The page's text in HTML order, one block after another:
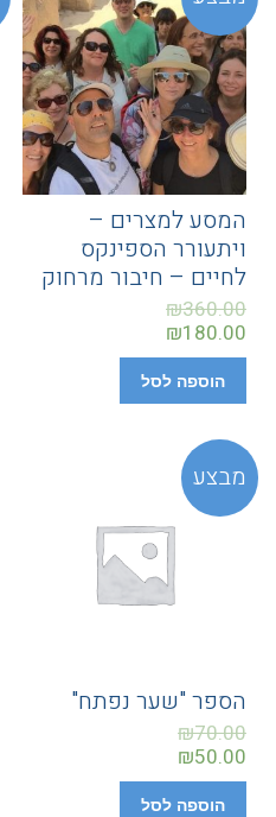
המסע למצרים –
ויתעורר הספינקס
לחיים – חיבור מרחוק
₪360.00
₪180.00
הוספה לסל
מבצע
הספר "שער נפתח"
₪70.00
₪50.00
הוספה לסל